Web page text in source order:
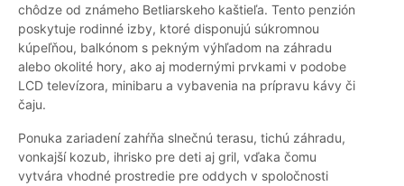
chôdze od známeho Betliarskeho kaštieľa. Tento penzión
poskytuje rodinné izby, ktoré disponujú súkromnou
kúpeľňou, balkónom s pekným výhľadom na záhradu
alebo okolité hory, ako aj modernými prvkami v podobe
LCD televízora, minibaru a vybavenia na prípravu kávy či
čaju.
Ponuka zariadení zahŕňa slnečnú terasu, tichú záhradu,
vonkajší kozub, ihrisko pre deti aj gril, vďaka čomu
vytvára vhodné prostredie pre oddych v spoločnosti